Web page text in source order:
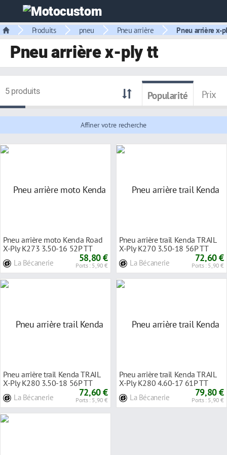
Produits pneu Pneu arrière Pneu arrière x-
Pneu arrière x-ply tt
5 produits Popularité Prix
Affiner votre recherche
Pneu arrière moto Kenda Road
X-Ply K273 3.50-16 52P TT
La Bécanerie 58,80 €
Ports : 5,90 €
Pneu arrière trail Kenda TRAIL
X-Ply K270 3.50-18 56P TT
La Bécanerie 72,60 €
Ports : 5,90 €
Pneu arrière trail Kenda TRAIL
X-Ply K280 3.50-18 56P TT
La Bécanerie 72,60 €
Ports : 5,90 €
Pneu arrière trail Kenda TRAIL
X-Ply K280 4.60-17 61P TT
La Bécanerie 79,80 €
Ports : 5,90 €